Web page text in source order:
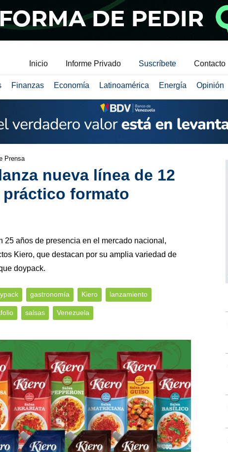
Inicio Informe Privado Suscríbete Contacto
Finanzas Economía Latinoamérica Energía Opinión
Prensa
nueva línea de 12
formato
25 años de presencia en el mercado nacional,
Kiero, que destacan por su amplia variedad de
doypack.
gastronomía Kiero lanzamiento
salsas Venezuela